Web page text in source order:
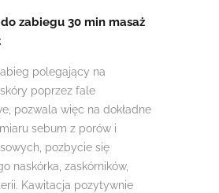
zabiegu 30 min masaż
polegający na
poprzez fale
pozwala więc na dokładne
sebum z porów i
pozbycie się
naskórka, zaskórników,
Kawitacja pozytywnie